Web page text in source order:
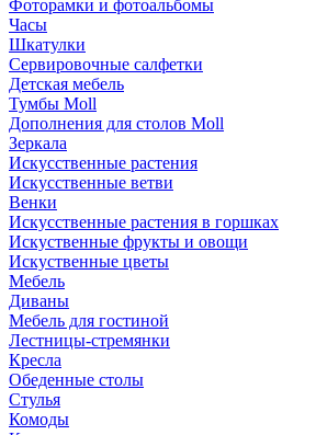
Фоторамки и фотоальбомы
Часы
Шкатулки
Сервировочные салфетки
Детская мебель
Тумбы Moll
Дополнения для столов Moll
Зеркала
Искусственные растения
Искусственные ветви
Венки
Искусственные растения в горшках
Искуственные фрукты и овощи
Искуственные цветы
Мебель
Диваны
Мебель для гостиной
Лестницы-стремянки
Кресла
Обеденные столы
Стулья
Комоды